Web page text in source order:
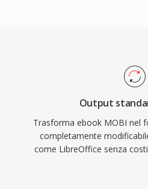
Output
Trasforma ebook MOBI nel
completamente
come LibreOffice senza